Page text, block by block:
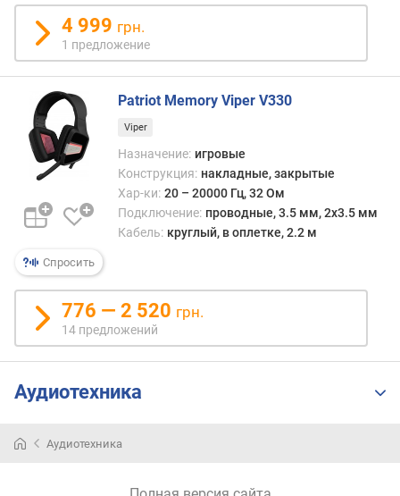
к
д
о
р
г
и
м
о
д
о
г
и
х
к
д
е
ш
в
4 999 грн.
1 предложение
Спросить
Patriot Memory Viper V330
Viper
Назначение: игровые
Конструкция: накладные, закрытые
Хар-ки: 20 – 20000 Гц, 32 Ом
Подключение: проводные, 3.5 мм, 2х3.5 мм
Кабель: круглый, в оплетке, 2.2 м
776 — 2 520 грн.
14 предложений
Аудиотехника
Аудиотехника